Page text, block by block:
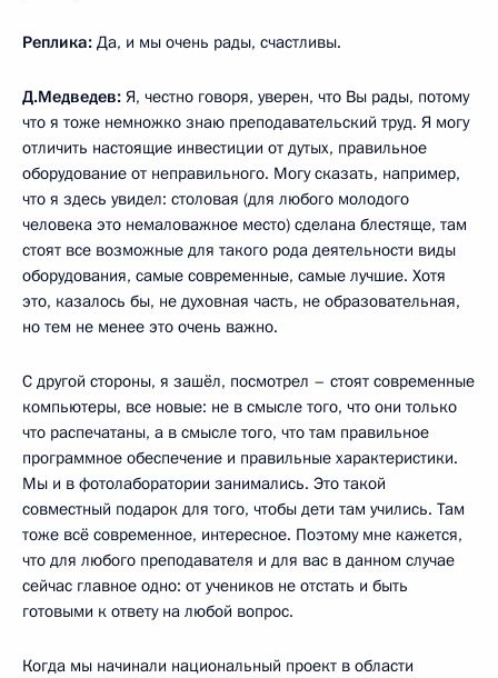
Реплика: Да, и мы очень рады, счастливы.
Д.Медведев: Я, честно говоря, уверен, что Вы рады, потому
что я тоже немножко знаю преподавательский труд. Я могу
отличить настоящие инвестиции от дутых, правильное
оборудование от неправильного. Могу сказать, например,
что я здесь увидел: столовая (для любого молодого
человека это немаловажное место) сделана блестяще, там
стоят все возможные для такого рода деятельности виды
оборудования, самые современные, самые лучшие. Хотя
это, казалось бы, не духовная часть, не образовательная,
но тем не менее это очень важно.
С другой стороны, я зашёл, посмотрел – стоят современные
компьютеры, все новые: не в смысле того, что они только
что распечатаны, а в смысле того, что там правильное
программное обеспечение и правильные характеристики.
Мы и в фотолаборатории занимались. Это такой
совместный подарок для того, чтобы дети там учились. Там
тоже всё современное, интересное. Поэтому мне кажется,
что для любого преподавателя и для вас в данном случае
сейчас главное одно: от учеников не отстать и быть
готовыми к ответу на любой вопрос.
Когда мы начинали национальный проект в области